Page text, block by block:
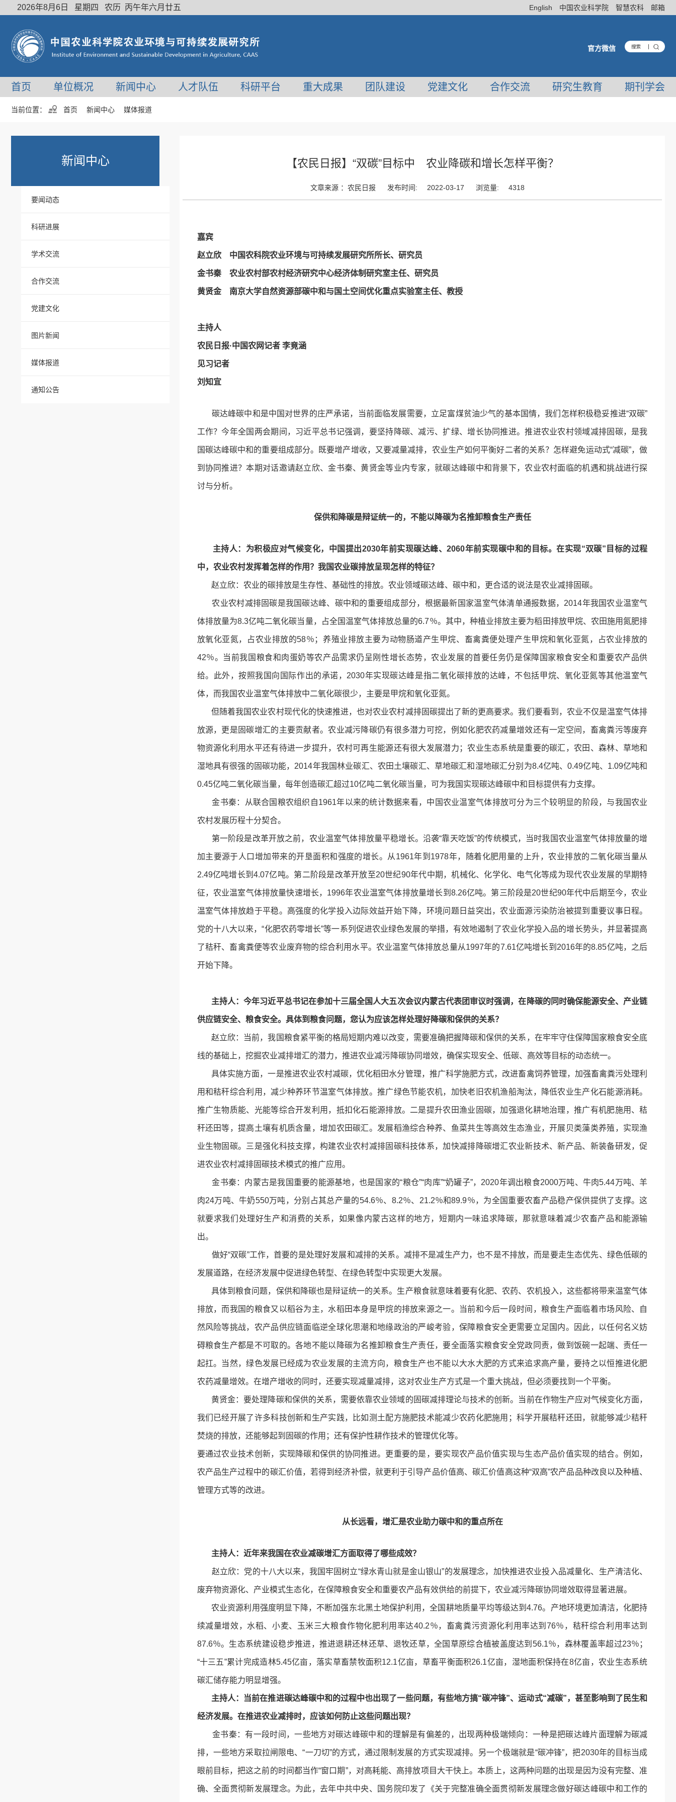
2026年8月6日 星期四 农历 丙午年六月廿五 English 中国农业科学院 智慧农科 邮箱
官方微信
首页 单位概况 新闻中心 人才队伍 科研平台 重大成果 团队建设 党建文化 合作交流 研究生教育 期刊学会
当前位置： 首页 新闻中心 媒体报道
新闻中心
要闻动态
科研进展
学术交流
合作交流
党建文化
图片新闻
媒体报道
通知公告
【农民日报】“双碳”目标中 农业降碳和增长怎样平衡？
文章来源 ： 农民日报 发布时间: 2022-03-17 浏览量: 4318
嘉宾
赵立欣 中国农科院农业环境与可持续发展研究所所长、研究员
金书秦 农业农村部农村经济研究中心经济体制研究室主任、研究员
黄贤金 南京大学自然资源部碳中和与国土空间优化重点实验室主任、教授
主持人
农民日报·中国农网记者 李竟涵
见习记者
刘知宜
碳达峰碳中和是中国对世界的庄严承诺，当前面临发展需要，立足富煤贫油少气的基本国情，我们怎样积极稳妥推进“双碳”
工作？今年全国两会期间，习近平总书记强调，要坚持降碳、减污、扩绿、增长协同推进。推进农业农村领域减排固碳，是我
国碳达峰碳中和的重要组成部分。既要增产增收，又要减量减排，农业生产如何平衡好二者的关系？怎样避免运动式“减碳”，做
到协同推进？本期对话邀请赵立欣、金书秦、黄贤金等业内专家，就碳达峰碳中和背景下，农业农村面临的机遇和挑战进行探
讨与分析。
保供和降碳是辩证统一的，不能以降碳为名推卸粮食生产责任
主持人：为积极应对气候变化，中国提出2030年前实现碳达峰、2060年前实现碳中和的目标。在实现“双碳”目标的过程
中，农业农村发挥着怎样的作用？我国农业碳排放呈现怎样的特征？
赵立欣：农业的碳排放是生存性、基础性的排放。农业领域碳达峰、碳中和，更合适的说法是农业减排固碳。
农业农村减排固碳是我国碳达峰、碳中和的重要组成部分，根据最新国家温室气体清单通报数据，2014年我国农业温室气
体排放量为8.3亿吨二氧化碳当量，占全国温室气体排放总量的6.7％。其中，种植业排放主要为稻田排放甲烷、农田施用氮肥排
放氧化亚氮，占农业排放的58％；养殖业排放主要为动物肠道产生甲烷、畜禽粪便处理产生甲烷和氧化亚氮，占农业排放的
42％。当前我国粮食和肉蛋奶等农产品需求仍呈刚性增长态势，农业发展的首要任务仍是保障国家粮食安全和重要农产品供
给。此外，按照我国向国际作出的承诺，2030年实现碳达峰是指二氧化碳排放的达峰，不包括甲烷、氧化亚氮等其他温室气
体，而我国农业温室气体排放中二氧化碳很少，主要是甲烷和氧化亚氮。
但随着我国农业农村现代化的快速推进，也对农业农村减排固碳提出了新的更高要求。我们要看到，农业不仅是温室气体排
放源，更是固碳增汇的主要贡献者。农业减污降碳仍有很多潜力可挖，例如化肥农药减量增效还有一定空间，畜禽粪污等废弃
物资源化利用水平还有待进一步提升，农村可再生能源还有很大发展潜力；农业生态系统是重要的碳汇，农田、森林、草地和
湿地具有很强的固碳功能，2014年我国林业碳汇、农田土壤碳汇、草地碳汇和湿地碳汇分别为8.4亿吨、0.49亿吨、1.09亿吨和
0.45亿吨二氧化碳当量，每年创造碳汇超过10亿吨二氧化碳当量，可为我国实现碳达峰碳中和目标提供有力支撑。
金书秦：从联合国粮农组织自1961年以来的统计数据来看，中国农业温室气体排放可分为三个较明显的阶段，与我国农业
农村发展历程十分契合。
第一阶段是改革开放之前，农业温室气体排放量平稳增长。沿袭“靠天吃饭”的传统模式，当时我国农业温室气体排放量的增
加主要源于人口增加带来的开垦面积和强度的增长。从1961年到1978年，随着化肥用量的上升，农业排放的二氧化碳当量从
2.49亿吨增长到4.07亿吨。第二阶段是改革开放至20世纪90年代中期，机械化、化学化、电气化等成为现代农业发展的早期特
征，农业温室气体排放量快速增长，1996年农业温室气体排放量增长到8.26亿吨。第三阶段是20世纪90年代中后期至今，农业
温室气体排放趋于平稳。高强度的化学投入边际效益开始下降，环境问题日益突出，农业面源污染防治被提到重要议事日程。
党的十八大以来，“化肥农药零增长”等一系列促进农业绿色发展的举措，有效地遏制了农业化学投入品的增长势头，并显著提高
了秸秆、畜禽粪便等农业废弃物的综合利用水平。农业温室气体排放总量从1997年的7.61亿吨增长到2016年的8.85亿吨，之后
开始下降。
主持人：今年习近平总书记在参加十三届全国人大五次会议内蒙古代表团审议时强调，在降碳的同时确保能源安全、产业链
供应链安全、粮食安全。具体到粮食问题，您认为应该怎样处理好降碳和保供的关系？
赵立欣：当前，我国粮食紧平衡的格局短期内难以改变，需要准确把握降碳和保供的关系，在牢牢守住保障国家粮食安全底
线的基础上，挖掘农业减排增汇的潜力，推进农业减污降碳协同增效，确保实现安全、低碳、高效等目标的动态统一。
具体实施方面，一是推进农业农村减碳，优化稻田水分管理，推广科学施肥方式，改进畜禽饲养管理，加强畜禽粪污处理利
用和秸秆综合利用，减少种养环节温室气体排放。推广绿色节能农机，加快老旧农机渔船淘汰，降低农业生产化石能源消耗。
推广生物质能、光能等综合开发利用，抵扣化石能源排放。二是提升农田渔业固碳，加强退化耕地治理，推广有机肥施用、秸
秆还田等，提高土壤有机质含量，增加农田碳汇。发展稻渔综合种养、鱼菜共生等高效生态渔业，开展贝类藻类养殖，实现渔
业生物固碳。三是强化科技支撑，构建农业农村减排固碳科技体系，加快减排降碳增汇农业新技术、新产品、新装备研发，促
进农业农村减排固碳技术模式的推广应用。
金书秦：内蒙古是我国重要的能源基地，也是国家的“粮仓”“肉库”“奶罐子”，2020年调出粮食2000万吨、牛肉5.44万吨、羊
肉24万吨、牛奶550万吨，分别占其总产量的54.6％、8.2％、21.2％和89.9％，为全国重要农畜产品稳产保供提供了支撑。这
就要求我们处理好生产和消费的关系，如果像内蒙古这样的地方，短期内一味追求降碳，那就意味着减少农畜产品和能源输
出。
做好“双碳”工作，首要的是处理好发展和减排的关系。减排不是减生产力，也不是不排放，而是要走生态优先、绿色低碳的
发展道路，在经济发展中促进绿色转型、在绿色转型中实现更大发展。
具体到粮食问题，保供和降碳也是辩证统一的关系。生产粮食就意味着要有化肥、农药、农机投入，这些都将带来温室气体
排放，而我国的粮食又以稻谷为主，水稻田本身是甲烷的排放来源之一。当前和今后一段时间，粮食生产面临着市场风险、自
然风险等挑战，农产品供应链面临逆全球化思潮和地缘政治的严峻考验，保障粮食安全更需要立足国内。因此，以任何名义妨
碍粮食生产都是不可取的。各地不能以降碳为名推卸粮食生产责任，要全面落实粮食安全党政同责，做到饭碗一起端、责任一
起扛。当然，绿色发展已经成为农业发展的主流方向，粮食生产也不能以大水大肥的方式来追求高产量，要持之以恒推进化肥
农药减量增效。在增产增收的同时，还要实现减量减排，这对农业生产方式是一个重大挑战，但必须要找到一个平衡。
黄贤金：要处理降碳和保供的关系，需要依靠农业领域的固碳减排理论与技术的创新。当前在作物生产应对气候变化方面，
我们已经开展了许多科技创新和生产实践，比如测土配方施肥技术能减少农药化肥施用；科学开展秸秆还田，就能够减少秸秆
焚烧的排放，还能够起到固碳的作用；还有保护性耕作技术的管理优化等。
要通过农业技术创新，实现降碳和保供的协同推进。更重要的是，要实现农产品价值实现与生态产品价值实现的结合。例如，
农产品生产过程中的碳汇价值，若得到经济补偿，就更利于引导产品价值高、碳汇价值高这种“双高”农产品品种改良以及种植、
管理方式等的改进。
从长远看，增汇是农业助力碳中和的重点所在
主持人：近年来我国在农业减碳增汇方面取得了哪些成效？
赵立欣：党的十八大以来，我国牢固树立“绿水青山就是金山银山”的发展理念，加快推进农业投入品减量化、生产清洁化、
废弃物资源化、产业模式生态化，在保障粮食安全和重要农产品有效供给的前提下，农业减污降碳协同增效取得显著进展。
农业资源利用强度明显下降，不断加强东北黑土地保护利用，全国耕地质量平均等级达到4.76。产地环境更加清洁，化肥持
续减量增效，水稻、小麦、玉米三大粮食作物化肥利用率达40.2％，畜禽粪污资源化利用率达到76％，秸秆综合利用率达到
87.6％。生态系统建设稳步推进，推进退耕还林还草、退牧还草，全国草原综合植被盖度达到56.1％，森林覆盖率超过23％；
“十三五”累计完成造林5.45亿亩，落实草畜禁牧面积12.1亿亩，草畜平衡面积26.1亿亩，湿地面积保持在8亿亩，农业生态系统
碳汇储存能力明显增强。
主持人：当前在推进碳达峰碳中和的过程中也出现了一些问题，有些地方搞“碳冲锋”、运动式“减碳”，甚至影响到了民生和
经济发展。在推进农业减排时，应该如何防止这些问题出现？
金书秦：有一段时间，一些地方对碳达峰碳中和的理解是有偏差的，出现两种极端倾向：一种是把碳达峰片面理解为碳减
排，一些地方采取拉闸限电、“一刀切”的方式，通过限制发展的方式实现减排。另一个极端就是“碳冲锋”，把2030年的目标当成
眼前目标，把这之前的时间都当作“窗口期”，对高耗能、高排放项目大干快上。本质上，这两种问题的出现是因为没有完整、准
确、全面贯彻新发展理念。为此，去年中共中央、国务院印发了《关于完整准确全面贯彻新发展理念做好碳达峰碳中和工作的